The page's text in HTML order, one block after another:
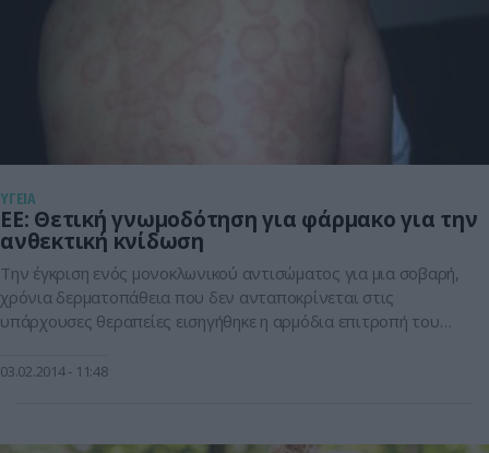
ΥΓΕΙΑ
ΕΕ: Θετική γνωμοδότηση για φάρμακο για την
ανθεκτική κνίδωση
Την έγκριση ενός μονοκλωνικού αντισώματος για μια σοβαρή,
χρόνια δερματοπάθεια που δεν ανταποκρίνεται στις
υπάρχουσες θεραπείες εισηγήθηκε η αρμόδια επιτροπή του
Ιατρικών Προϊόντων για Ανθρώπινη Χρήση (CHMP) εξέδωσε
αυθόρμητη κνίδωση που δεν ανταποκρίνεται στη θεραπεία
03.02.2014 11:48